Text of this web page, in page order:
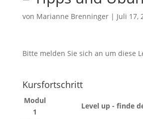
von Marianne Brenninger| Juli 17,
Bitte melden Sie sich an um diese
Kursfortschritt
Modul
1
Level up - finde